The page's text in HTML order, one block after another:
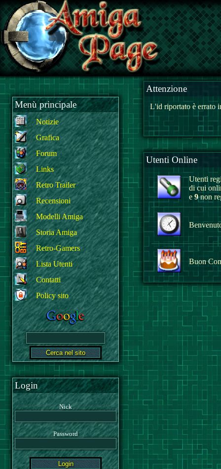
Menù principale
Notizie
Grafica
Forum
Links
Retro Trailer
Recensioni
Modelli Amiga
Storia Amiga
Retro-Gamers
Lista Utenti
Contatti
Policy sito
Login
Nick
Password
Attenzione
L'id riportato è errato
Utenti Online
Utenti
di cui
e 9non
Buon